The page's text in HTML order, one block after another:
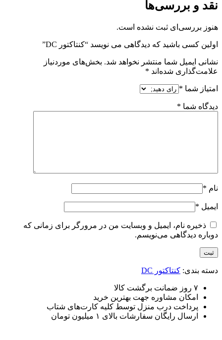
نقد و بررسی‌ها
هنوز بررسی‌ای ثبت نشده است.
اولین کسی باشید که دیدگاهی می نویسد “کنتاکتور DC”
نشانی ایمیل شما منتشر نخواهد شد. بخش‌های موردنیاز
علامت‌گذاری شده‌اند *
امتیاز شما *
دیدگاه شما *
نام *
ایمیل *
ذخیره نام، ایمیل و وبسایت من در مرورگر برای زمانی که
دوباره دیدگاهی می‌نویسم.
دسته بندی: کنتاکتور DC
۷ روز ضمانت برگشت کالا
امکان مشاوره جهت بهترین خرید
پرداخت درب منزل توسط کلیه کارت‌های شتاب
ارسال رایگان سفارشات بالای ۱ میلیون تومان